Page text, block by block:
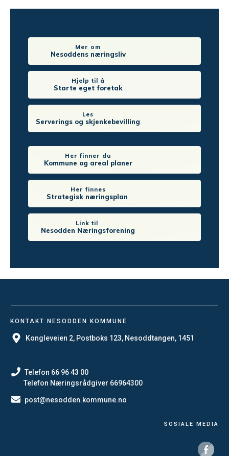
Mer om
Nesoddens næringsliv
Hjelp til å
Starte eget foretak
Les
Serverings og skjenkebevilling
Her finner du
Kommune og areal planer
Her finnes
Strategisk næringsplan
Link til
Nesodden Næringsforening
KONTAKT NESODDEN KOMMUNE
Kongleveien 2, Postboks 123, Nesoddtangen, 1451
Telefon 66 96 43 00
Telefon Næringsrådgiver 66964300
post@nesodden.kommune.no
SOSIALE MEDIA